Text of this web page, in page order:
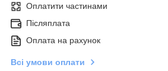
Оплатити частинами
Післяплата
Оплата на рахунок
Всі умови оплати